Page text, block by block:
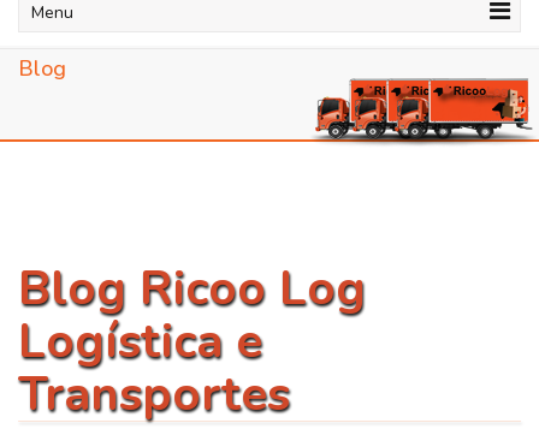
Menu
Blog
Blog Ricoo Log
Logística e
Transportes